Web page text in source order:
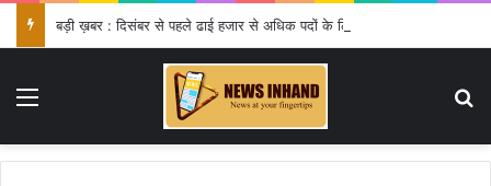
बड़ी ख़बर : दिसंबर से पहले ढाई हजार से अधिक पदों के लिए भरे जाएंगे फार्म
Menu